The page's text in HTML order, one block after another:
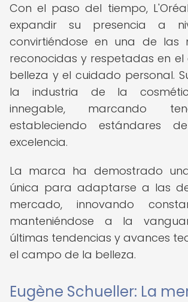
Con el paso del tiempo,
expandir su presencia a
convirtiéndose en una de las
reconocidas y respetadas en
belleza y el cuidado personal.
la industria de la
innegable, marcando
estableciendo estándares
excelencia.
La marca ha demostrado
única para adaptarse a las
mercado, innovando
manteniéndose a la
últimas tendencias y avances
el campo de la belleza.
Eugène Schueller: La